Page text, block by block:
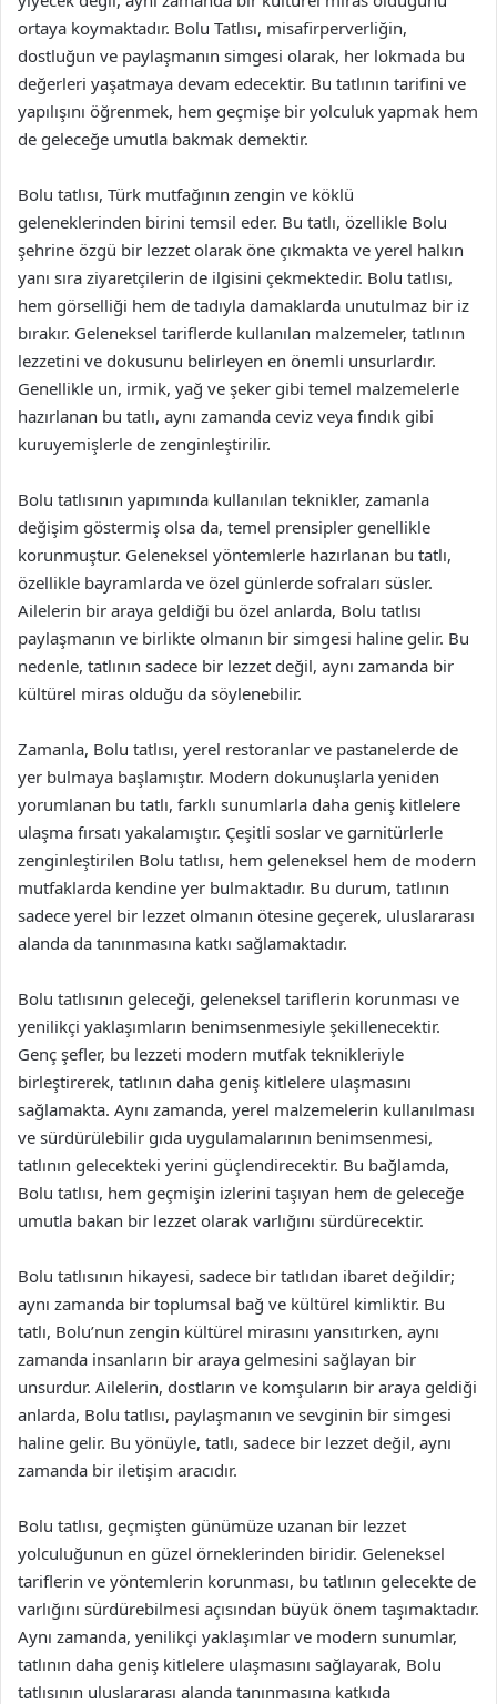
ortaya koymaktadır. Bolu Tatlısı, misafirperverliğin,
dostluğun ve paylaşmanın simgesi olarak, her lokmada bu
değerleri yaşatmaya devam edecektir. Bu tatlının tarifini ve
yapılışını öğrenmek, hem geçmişe bir yolculuk yapmak hem
de geleceğe umutla bakmak demektir.
Bolu tatlısı, Türk mutfağının zengin ve köklü
geleneklerinden birini temsil eder. Bu tatlı, özellikle Bolu
şehrine özgü bir lezzet olarak öne çıkmakta ve yerel halkın
yanı sıra ziyaretçilerin de ilgisini çekmektedir. Bolu tatlısı,
hem görselliği hem de tadıyla damaklarda unutulmaz bir iz
bırakır. Geleneksel tariflerde kullanılan malzemeler, tatlının
lezzetini ve dokusunu belirleyen en önemli unsurlardır.
Genellikle un, irmik, yağ ve şeker gibi temel malzemelerle
hazırlanan bu tatlı, aynı zamanda ceviz veya fındık gibi
kuruyemişlerle de zenginleştirilir.
Bolu tatlısının yapımında kullanılan teknikler, zamanla
değişim göstermiş olsa da, temel prensipler genellikle
korunmuştur. Geleneksel yöntemlerle hazırlanan bu tatlı,
özellikle bayramlarda ve özel günlerde sofraları süsler.
Ailelerin bir araya geldiği bu özel anlarda, Bolu tatlısı
paylaşmanın ve birlikte olmanın bir simgesi haline gelir. Bu
nedenle, tatlının sadece bir lezzet değil, aynı zamanda bir
kültürel miras olduğu da söylenebilir.
Zamanla, Bolu tatlısı, yerel restoranlar ve pastanelerde de
yer bulmaya başlamıştır. Modern dokunuşlarla yeniden
yorumlanan bu tatlı, farklı sunumlarla daha geniş kitlelere
ulaşma fırsatı yakalamıştır. Çeşitli soslar ve garnitürlerle
zenginleştirilen Bolu tatlısı, hem geleneksel hem de modern
mutfaklarda kendine yer bulmaktadır. Bu durum, tatlının
sadece yerel bir lezzet olmanın ötesine geçerek, uluslararası
alanda da tanınmasına katkı sağlamaktadır.
Bolu tatlısının geleceği, geleneksel tariflerin korunması ve
yenilikçi yaklaşımların benimsenmesiyle şekillenecektir.
Genç şefler, bu lezzeti modern mutfak teknikleriyle
birleştirerek, tatlının daha geniş kitlelere ulaşmasını
sağlamakta. Aynı zamanda, yerel malzemelerin kullanılması
ve sürdürülebilir gıda uygulamalarının benimsenmesi,
tatlının gelecekteki yerini güçlendirecektir. Bu bağlamda,
Bolu tatlısı, hem geçmişin izlerini taşıyan hem de geleceğe
umutla bakan bir lezzet olarak varlığını sürdürecektir.
Bolu tatlısının hikayesi, sadece bir tatlıdan ibaret değildir;
aynı zamanda bir toplumsal bağ ve kültürel kimliktir. Bu
tatlı, Bolu’nun zengin kültürel mirasını yansıtırken, aynı
zamanda insanların bir araya gelmesini sağlayan bir
unsurdur. Ailelerin, dostların ve komşuların bir araya geldiği
anlarda, Bolu tatlısı, paylaşmanın ve sevginin bir simgesi
haline gelir. Bu yönüyle, tatlı, sadece bir lezzet değil, aynı
zamanda bir iletişim aracıdır.
Bolu tatlısı, geçmişten günümüze uzanan bir lezzet
yolculuğunun en güzel örneklerinden biridir. Geleneksel
tariflerin ve yöntemlerin korunması, bu tatlının gelecekte de
varlığını sürdürebilmesi açısından büyük önem taşımaktadır.
Aynı zamanda, yenilikçi yaklaşımlar ve modern sunumlar,
tatlının daha geniş kitlelere ulaşmasını sağlayarak, Bolu
tatlısının uluslararası alanda tanınmasına katkıda